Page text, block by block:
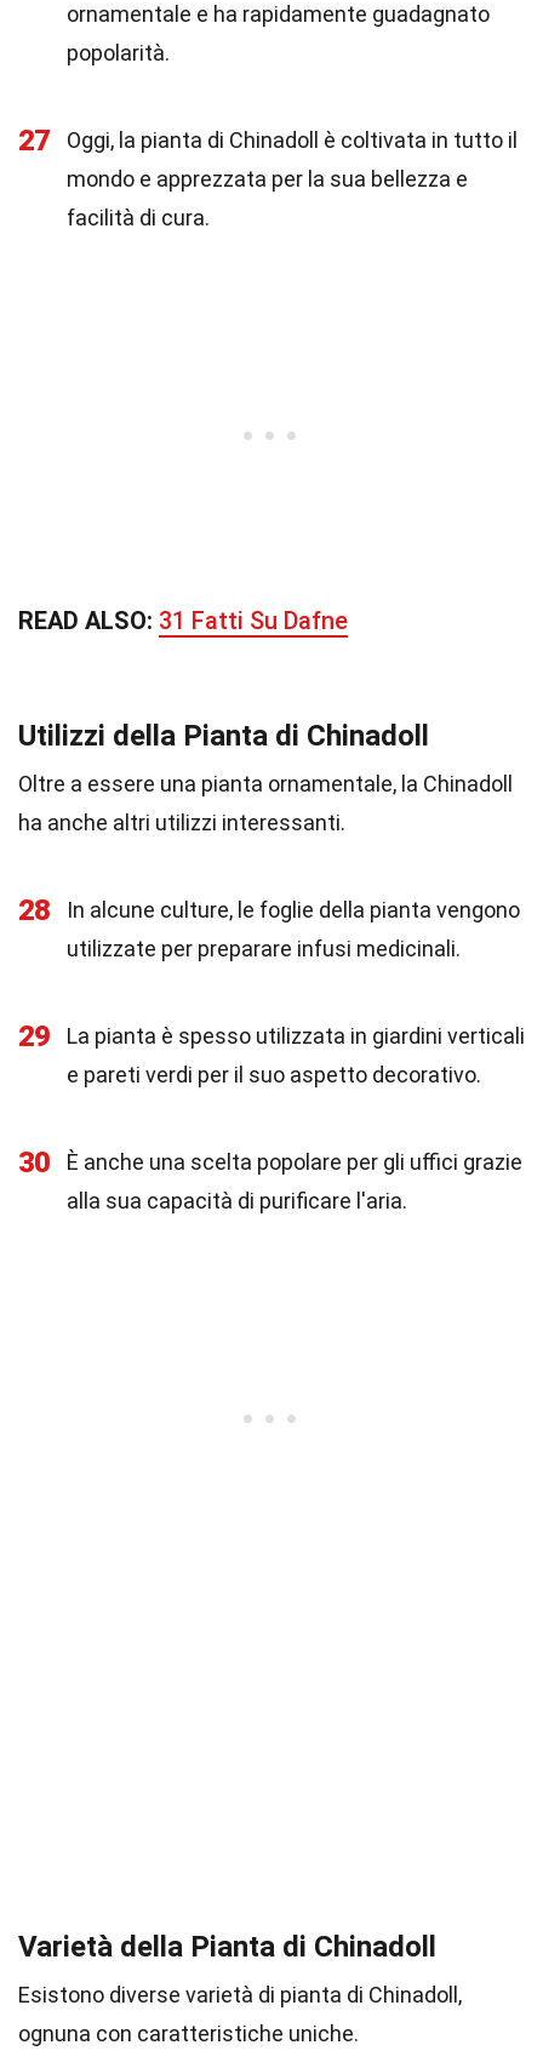
ornamentale e ha rapidamente guadagnato
popolarità.
27
Oggi, la pianta di Chinadoll è coltivata in tutto il
mondo e apprezzata per la sua bellezza e
facilità di cura.
READ ALSO: 31 Fatti Su Dafne
Utilizzi della Pianta di Chinadoll
Oltre a essere una pianta ornamentale, la Chinadoll
ha anche altri utilizzi interessanti.
28
In alcune culture, le foglie della pianta vengono
utilizzate per preparare infusi medicinali.
29
La pianta è spesso utilizzata in giardini verticali
e pareti verdi per il suo aspetto decorativo.
30
È anche una scelta popolare per gli uffici grazie
alla sua capacità di purificare l'aria.
Varietà della Pianta di Chinadoll
Esistono diverse varietà di pianta di Chinadoll,
ognuna con caratteristiche uniche.